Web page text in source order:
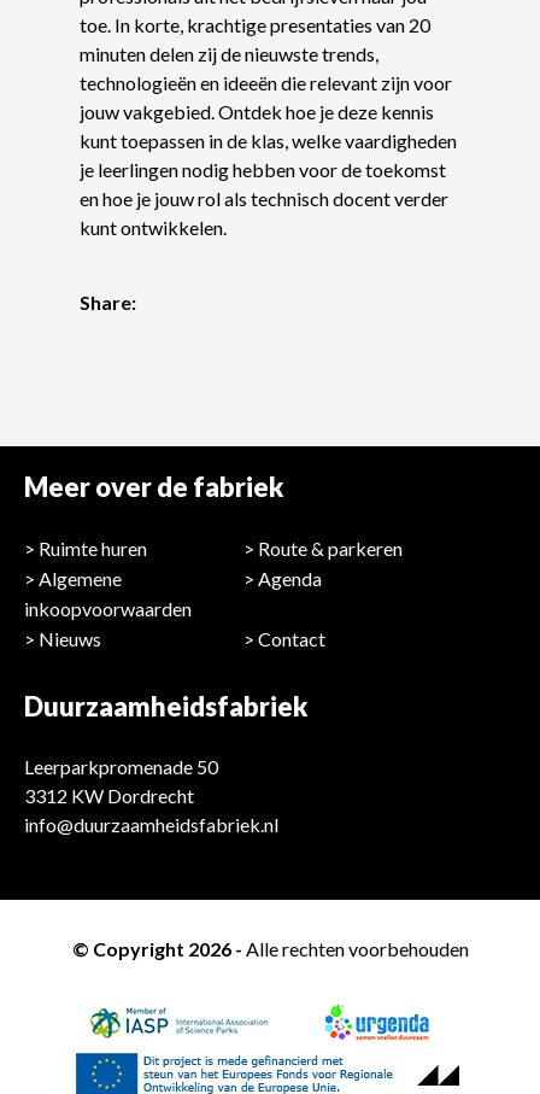
toe. In korte, krachtige presentaties van 20
minuten delen zij de nieuwste trends,
technologieën en ideeën die relevant zijn voor
jouw vakgebied. Ontdek hoe je deze kennis
kunt toepassen in de klas, welke vaardigheden
je leerlingen nodig hebben voor de toekomst
en hoe je jouw rol als technisch docent verder
kunt ontwikkelen.
Share:
Meer over de fabriek
Ruimte huren
Route & parkeren
Algemene
inkoopvoorwaarden
Agenda
Nieuws Contact
Duurzaamheidsfabriek
Leerparkpromenade 50
3312 KW Dordrecht
info@duurzaamheidsfabriek.nl
© Copyright 2026 - Alle rechten voorbehouden